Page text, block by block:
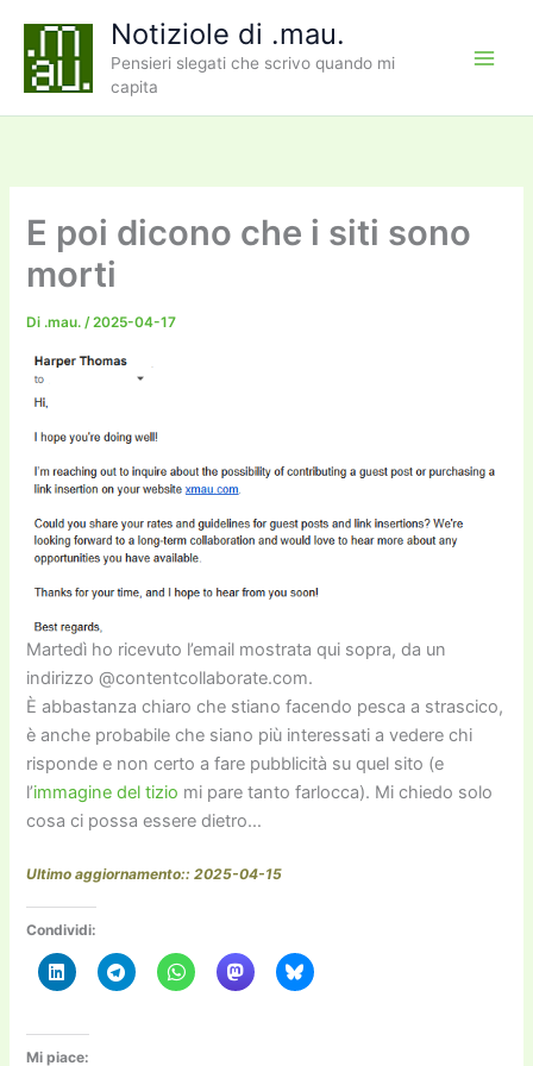
contenuto
Notiziole di .mau.
Pensieri slegati che scrivo quando mi
capita
E poi dicono che i siti sono
morti
Di .mau./2025-04-17
Martedì ho ricevuto l’email mostrata qui sopra, da un
indirizzo @contentcollaborate.com.
È abbastanza chiaro che stiano facendo pesca a strascico,
è anche probabile che siano più interessati a vedere chi
risponde e non certo a fare pubblicità su quel sito (e
l’immagine del tizio mi pare tanto farlocca). Mi chiedo solo
cosa ci possa essere dietro…
Ultimo aggiornamento:: 2025-04-15
Condividi:
Mi piace: